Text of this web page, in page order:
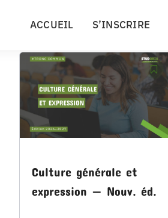
ACCUEIL S’INSCRIRE
Culture générale et
expression — Nouv. éd.